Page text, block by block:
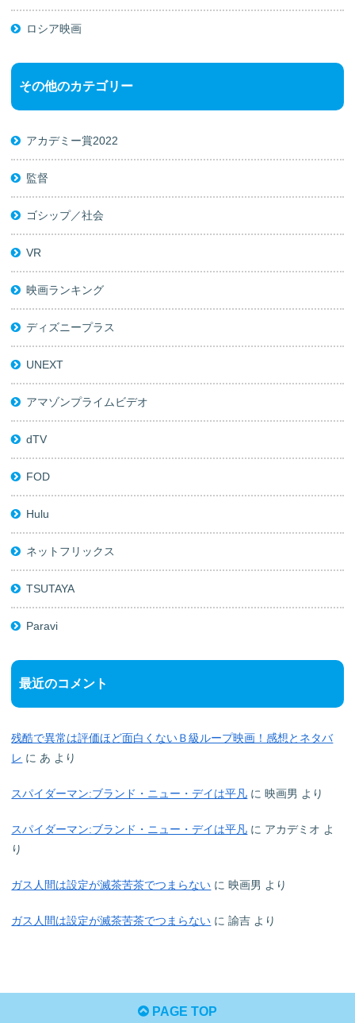
ロシア映画
その他のカテゴリー
アカデミー賞2022
監督
ゴシップ／社会
VR
映画ランキング
ディズニープラス
UNEXT
アマゾンプライムビデオ
dTV
FOD
Hulu
ネットフリックス
TSUTAYA
Paravi
最近のコメント
残酷で異常は評価ほど面白くないＢ級ループ映画！感想とネタバ
レ に あ より
スパイダーマン:ブランド・ニュー・デイは平凡 に映画男 より
スパイダーマン:ブランド・ニュー・デイは平凡 に アカデミオ よ
り
ガス人間は設定が滅茶苦茶でつまらない に映画男 より
ガス人間は設定が滅茶苦茶でつまらない に諭吉 より
PAGE TOP